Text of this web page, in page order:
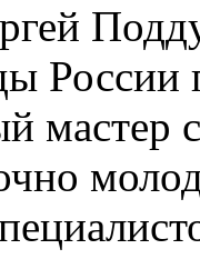
России
мастер